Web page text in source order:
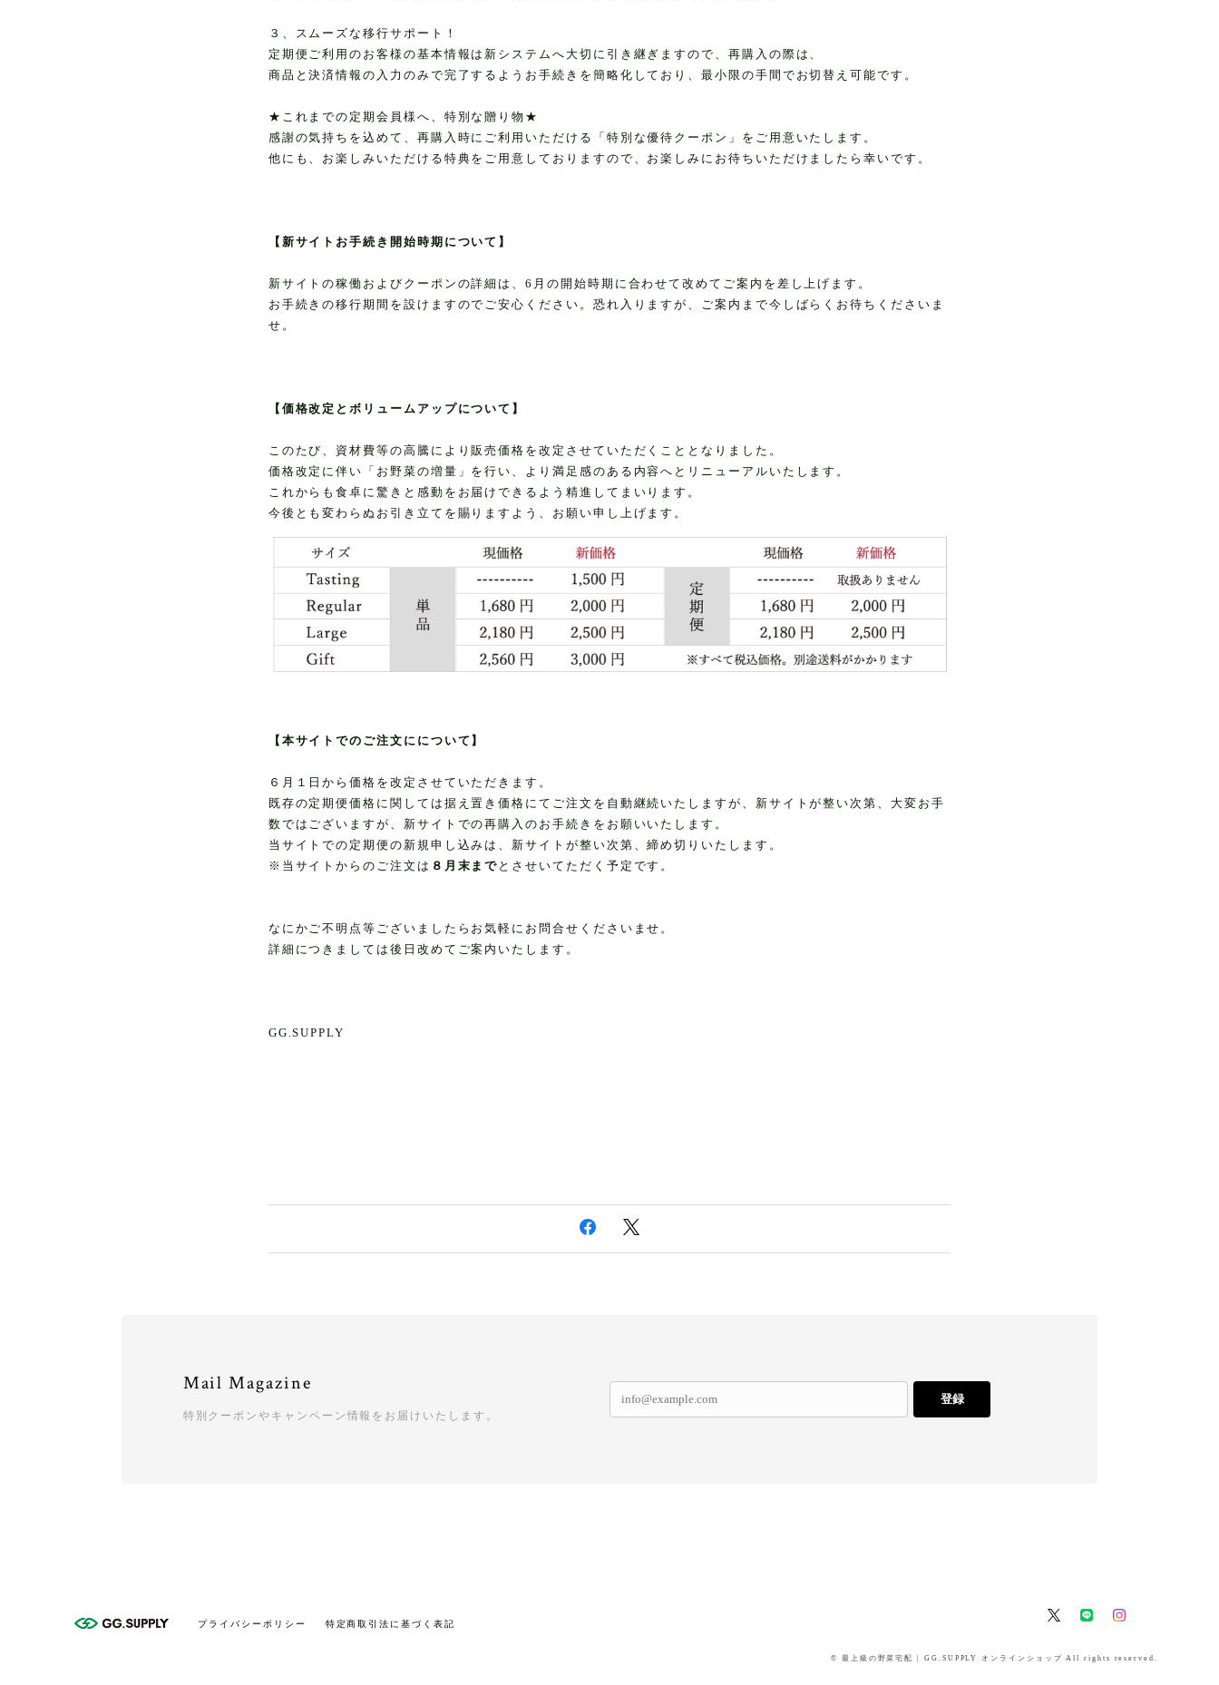
３、スムーズな移行サポート！
定期便ご利用のお客様の基本情報は新システムへ大切に引き継ぎますので、再購入の際は、
商品と決済情報の入力のみで完了するようお手続きを簡略化しており、最小限の手間でお切替え可能です。
★これまでの定期会員様へ、特別な贈り物★
感謝の気持ちを込めて、再購入時にご利用いただける「特別な優待クーポン」をご用意いたします。
他にも、お楽しみいただける特典をご用意しておりますので、お楽しみにお待ちいただけましたら幸いです。
【新サイトお手続き開始時期について】
新サイトの稼働およびクーポンの詳細は、6月の開始時期に合わせて改めてご案内を差し上げます。
お手続きの移行期間を設けますのでご安心ください。恐れ入りますが、ご案内まで今しばらくお待ちくださいま
せ。
【価格改定とボリュームアップについて】
このたび、資材費等の高騰により販売価格を改定させていただくこととなりました。
価格改定に伴い「お野菜の増量」を行い、より満足感のある内容へとリニューアルいたします。
これからも食卓に驚きと感動をお届けできるよう精進してまいります。
今後とも変わらぬお引き立てを賜りますよう、お願い申し上げます。
【本サイトでのご注文にについて】
６月１日から価格を改定させていただきます。
既存の定期便価格に関しては据え置き価格にてご注文を自動継続いたしますが、新サイトが整い次第、大変お手
数ではございますが、新サイトでの再購入のお手続きをお願いいたします。
当サイトでの定期便の新規申し込みは、新サイトが整い次第、締め切りいたします。
※当サイトからのご注文は ８月末まで とさせいてただく予定です。
なにかご不明点等ございましたらお気軽にお問合せくださいませ。
詳細につきましては後日改めてご案内いたします。
GG.SUPPLY
Mail Magazine
特別クーポンやキャンペーン情報をお届けいたします。
登録
プライバシーポリシー 特定商取引法に基づく表記
© 最上級の野菜宅配 | GG.SUPPLY オンラインショップ All rights reserved.